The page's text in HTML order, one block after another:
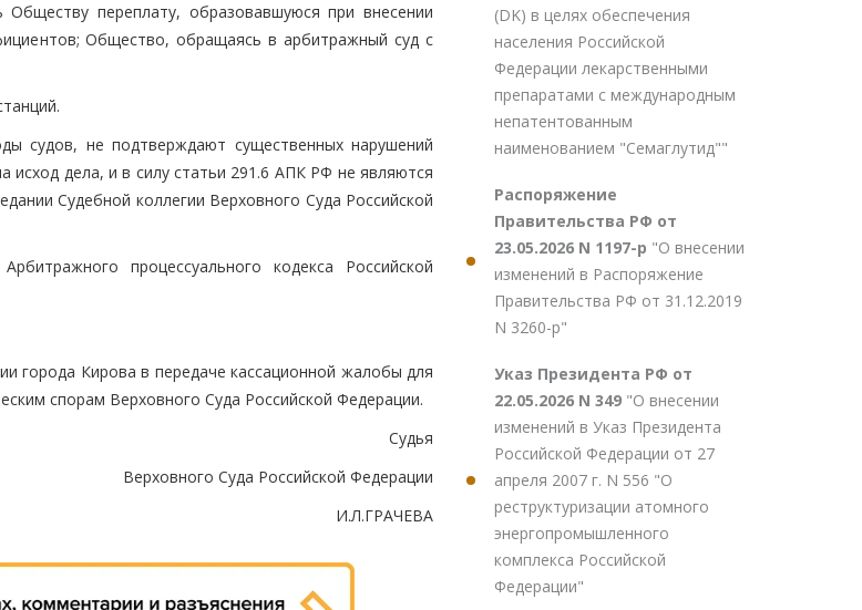
переплату, образовавшуюся при внесении
Общество, обращаясь в арбитражный суд с
судов, не подтверждают существенных нарушений
исход дела, и в силу статьи 291.6 АПК РФ не являются
Судебной коллегии Верховного Суда Российской
процессуального кодекса Российской
города Кирова в передаче кассационной жалобы для
спорам Верховного Суда Российской Федерации.
Судья
Верховного Суда Российской Федерации
И.Л.ГРАЧЕВА
(DK) в целях обеспечения
населения Российской
Федерации лекарственными
препаратами с международным
непатентованным
наименованием "Семаглутид""
Распоряжение
Правительства РФ от
23.05.2026 N 1197-р "О внесении
изменений в Распоряжение
Правительства РФ от 31.12.2019
N 3260-р"
Указ Президента РФ от
22.05.2026 N 349 "О внесении
изменений в Указ Президента
Российской Федерации от 27
апреля 2007 г. N 556 "О
реструктуризации атомного
энергопромышленного
комплекса Российской
Федерации"